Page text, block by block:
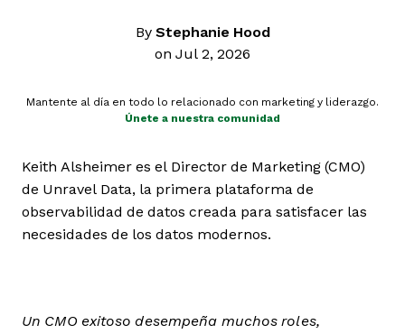
By Stephanie Hood
on Jul 2, 2026
Mantente al día en todo lo relacionado con marketing y liderazgo.
Únete a nuestra comunidad
Keith Alsheimer es el Director de Marketing (CMO)
de Unravel Data, la primera plataforma de
observabilidad de datos creada para satisfacer las
necesidades de los datos modernos.
Un CMO exitoso desempeña muchos roles,